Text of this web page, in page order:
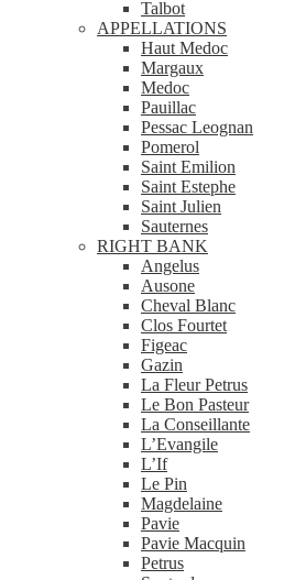
Talbot
APPELLATIONS
Haut Medoc
Margaux
Medoc
Pauillac
Pessac Leognan
Pomerol
Saint Emilion
Saint Estephe
Saint Julien
Sauternes
RIGHT BANK
Angelus
Ausone
Cheval Blanc
Clos Fourtet
Figeac
Gazin
La Fleur Petrus
Le Bon Pasteur
La Conseillante
L’Evangile
L’If
Le Pin
Magdelaine
Pavie
Pavie Macquin
Petrus